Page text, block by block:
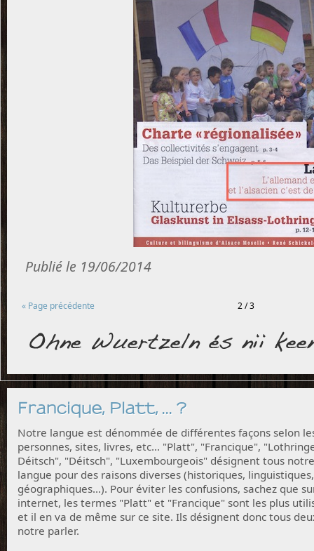
Publié le 19/06/2014
« Page précédente 2 / 3
Francique, Platt, ... ?
Notre langue est dénommée de différentes façons selon
personnes, sites, livres, etc... "Platt", "Francique",
Déitsch", "Déitsch", "Luxembourgeois" désignent tous notre
langue pour des raisons diverses (historiques, linguistiques,
géographiques...). Pour éviter les confusions, sachez que
internet, les termes "Platt" et "Francique" sont les plus
et il en va de même sur ce site. Ils désignent donc tous
notre parler.